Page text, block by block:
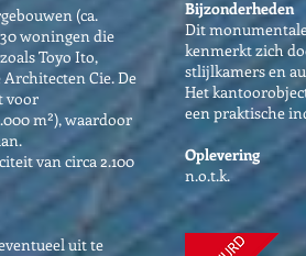
(ca.
woningen die
Toyo Ito,
Cie. De
voor
m²), waardoor
van circa 2.100
uit te
Bijzonderheden
Dit monumentale
kenmerkt zich
stlijlkamers en
Het
een praktische
Oplevering
n.o.t.k.